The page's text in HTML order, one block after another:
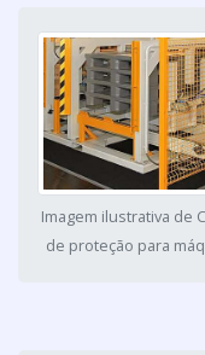
Imagem ilustrativa de
de proteção para